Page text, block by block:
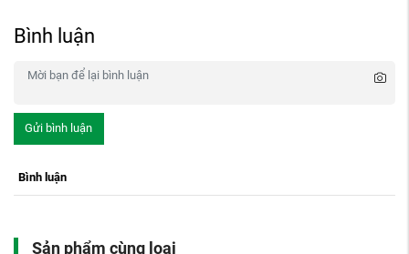
Bình luận
Gửi bình luận
Bình luận
Sản phẩm cùng loại